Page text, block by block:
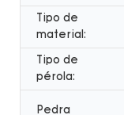
Tipo de
material:
Tipo de
pérola:
Pedra